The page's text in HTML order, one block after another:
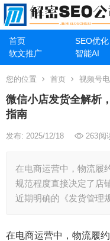
首页 SEO优化
软文推广
智能AI
您的位置 首页 视频号
微信小店发货全解析
指南
发布: 2025/12/18 263阅
在电商运营中，物流履
规范程度直接决定了店
近期明确的《发货管理
在电商运营中，物流履